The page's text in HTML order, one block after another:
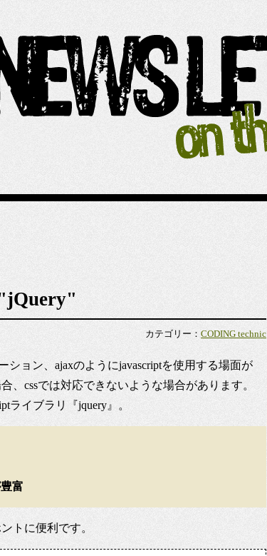
カテゴリー： CODING technic
ョン、ajaxのようにjavascriptを使用する場面が
、cssでは対応できないような場合があります。
ライブラリ『jquery』。
富
トに便利です。